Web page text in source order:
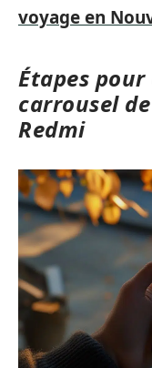
voyage en
Étapes
carrousel
Redmi